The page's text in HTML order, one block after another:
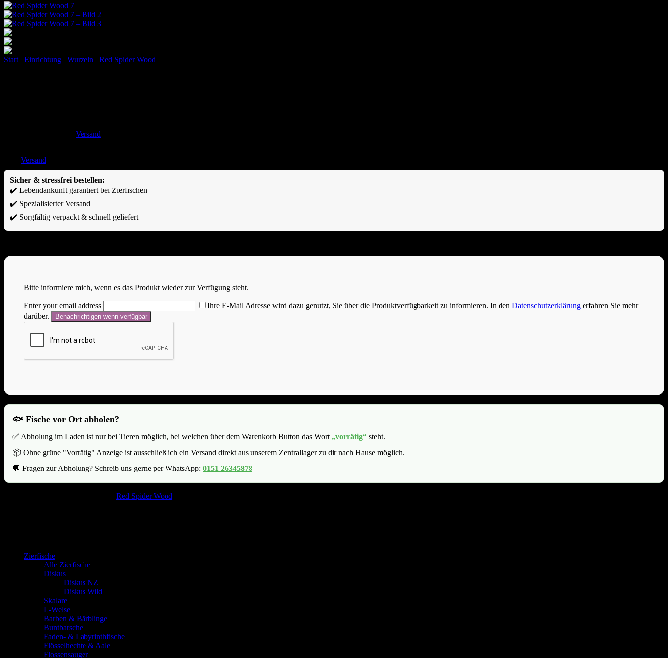
Start Einrichtung Wurzeln Red Spider Wood
Versand
Versand
Sicher & stressfrei bestellen:
✔️ Lebendankunft garantiert bei Zierfischen
✔️ Spezialisierter Versand
✔️ Sorgfältig verpackt & schnell geliefert
Bitte informiere mich, wenn es das Produkt wieder zur Verfügung steht.
Enter your email address Ihre E-Mail Adresse wird dazu genutzt, Sie über die Produktverfügbarkeit zu informieren. In den Datenschutzerklärung erfahren Sie mehr
darüber.
🐟 Fische vor Ort abholen?
✅ Abholung im Laden ist nur bei Tieren möglich, bei welchen über dem Warenkorb Button das Wort „vorrätig“ steht.
📦 Ohne grüne "Vorrätig" Anzeige ist ausschließlich ein Versand direkt aus unserem Zentrallager zu dir nach Hause möglich.
💬 Fragen zur Abholung? Schreib uns gerne per WhatsApp: 0151 26345878
Red Spider Wood
Zierfische
Alle Zierfische
Diskus
Diskus NZ
Diskus Wild
Skalare
L-Welse
Barben & Bärblinge
Buntbarsche
Faden- & Labyrinthfische
Flösselhechte & Aale
Flossensauger